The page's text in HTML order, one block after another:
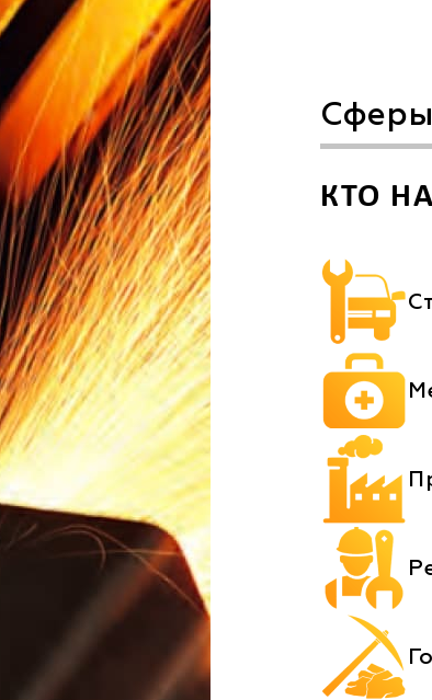
КТО